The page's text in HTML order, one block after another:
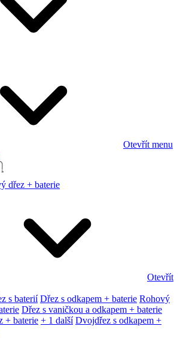
Otevřít menu
dřez + baterie
Otevřít
s baterií Dřez s odkapem + baterie Rohový
Dřez s vaničkou a odkapem + baterie
+ baterie + 1 další Dvojdřez s odkapem +